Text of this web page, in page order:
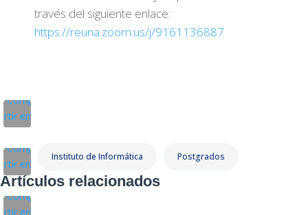
través del siguiente enlace:
https://reuna.zoom.us/j/9161136887
Instituto de Informática Postgrados
Artículos relacionados